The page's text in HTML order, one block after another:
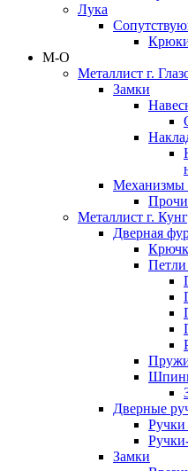
Лука
М-О
Металлист г.
Замки
Механизмы
Металлист г.
Дверная
Дверные
Ручки
Замки